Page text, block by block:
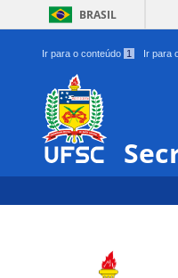
BRASIL
Ir para o conteúdo 1 Ir para